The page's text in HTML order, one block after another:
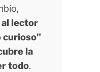
lector
curioso"
la
todo.